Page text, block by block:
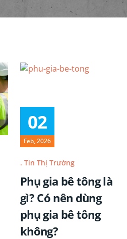
02
Feb, 2026
Tin Thị Trường
Phụ gia bê tông là
gì? Có nên dùng
phụ gia bê tông
không?